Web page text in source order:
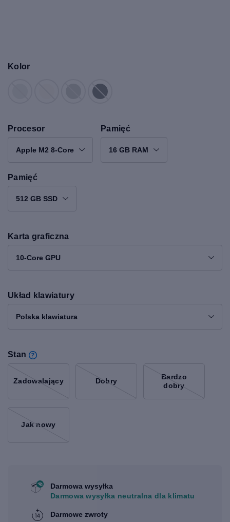
Kolor
Procesor
Apple M2 8-Core
Pamięć
16 GB RAM
Pamięć
512 GB SSD
Karta graficzna
10-Core GPU
Układ klawiatury
Polska klawiatura
Stan
Zadowalający Dobry
Bardzo
dobry
Jak nowy
Darmowa wysyłka
Darmowa wysyłka neutralna dla klimatu
Darmowe zwroty